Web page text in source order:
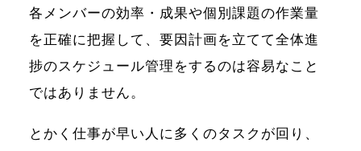
各メンバーの効率・成果や個別課題の作業量
を正確に把握して、要因計画を立てて全体進
捗のスケジュール管理をするのは容易なこと
ではありません。
とかく仕事が早い人に多くのタスクが回り、